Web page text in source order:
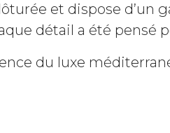
et dispose d’un
détail a été
du luxe